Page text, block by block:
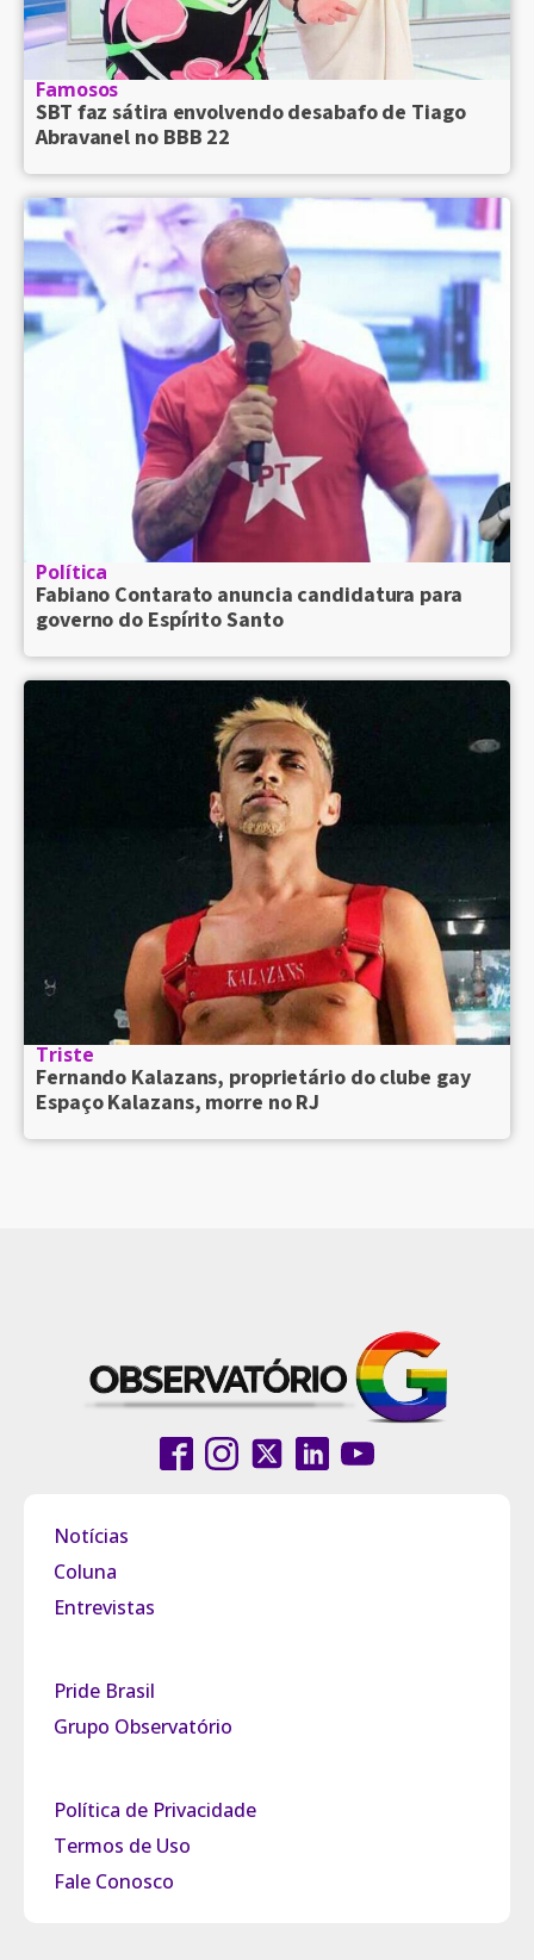
Famosos
SBT faz sátira envolvendo desabafo de Tiago
Abravanel no BBB 22
Política
Fabiano Contarato anuncia candidatura para
governo do Espírito Santo
Triste
Fernando Kalazans, proprietário do clube gay
Espaço Kalazans, morre no RJ
Notícias
Coluna
Entrevistas
Pride Brasil
Grupo Observatório
Política de Privacidade
Termos de Uso
Fale Conosco